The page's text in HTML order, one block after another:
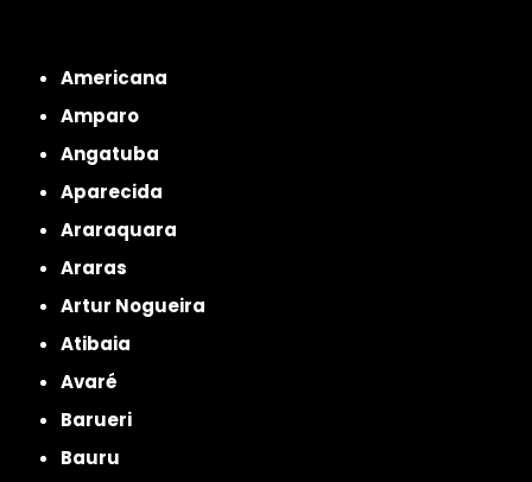
Americana
Amparo
Angatuba
Aparecida
Araraquara
Araras
Artur Nogueira
Atibaia
Avaré
Barueri
Bauru